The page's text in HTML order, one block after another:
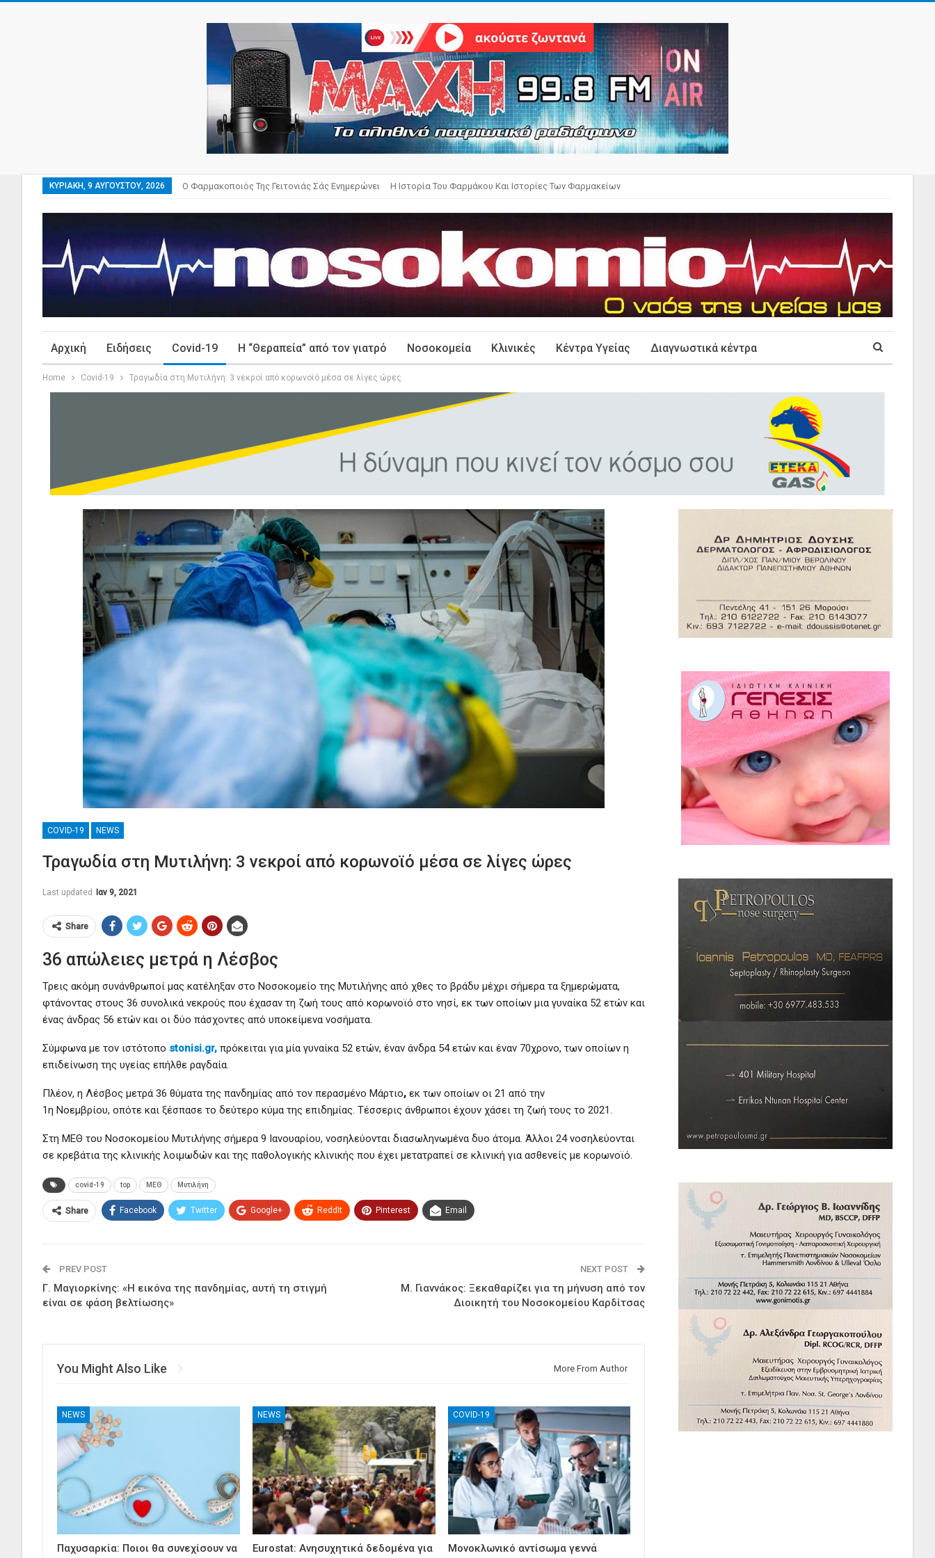
ΚΥΡΙΑΚΉ, 9 ΑΥΓΟΎΣΤΟΥ, 2026 Ο Φαρμακοποιός Της Γειτονιάς Σάς Ενημερώνει Η Ιστορία Του Φαρμάκου Και Ιστορίες Των Φαρμακείων
Αρχική Ειδήσεις Covid-19 Η “Θεραπεία” από τον γιατρό Νοσοκομεία Κλινικές Κέντρα Υγείας Διαγνωστικά κέντρα
Home Covid-19 Τραγωδία στη Μυτιλήνη: 3 νεκροί από κορωνοϊό μέσα σε λίγες ώρες
COVID-19 NEWS
Τραγωδία στη Μυτιλήνη: 3 νεκροί από κορωνοϊό μέσα σε λίγες ώρες
Last updated Ιαν 9, 2021
Share
36 απώλειες μετρά η Λέσβος
Τρεις ακόμη συνάνθρωποί μας κατέληξαν στο Νοσοκομείο της Μυτιλήνης από χθες το βράδυ μέχρι σήμερα τα ξημερώματα,
φτάνοντας στους 36 συνολικά νεκρούς που έχασαν τη ζωή τους από κορωνοϊό στο νησί, εκ των οποίων μια γυναίκα 52 ετών και
ένας άνδρας 56 ετών και οι δύο πάσχοντες από υποκείμενα νοσήματα.
Σύμφωνα με τον ιστότοπο stonisi.gr, πρόκειται για μία γυναίκα 52 ετών, έναν άνδρα 54 ετών και έναν 70χρονο, των οποίων η
επιδείνωση της υγείας επήλθε ραγδαία.
Πλέον, η Λέσβος μετρά 36 θύματα της πανδημίας από τον περασμένο Μάρτιο, εκ των οποίων οι 21 από την
1η Νοεμβρίου, οπότε και ξέσπασε το δεύτερο κύμα της επιδημίας. Τέσσερις άνθρωποι έχουν χάσει τη ζωή τους το 2021.
Στη ΜΕΘ του Νοσοκομείου Μυτιλήνης σήμερα 9 Ιανουαρίου, νοσηλεύονται διασωληνωμένα δυο άτομα. Άλλοι 24 νοσηλεύονται
σε κρεβάτια της κλινικής λοιμωδών και της παθολογικής κλινικής που έχει μετατραπεί σε κλινική για ασθενείς με κορωνοϊό.
covid-19 top ΜΕΘ Μυτιλήνη
Share Facebook Twitter Google+ ReddIt Pinterest Email
PREV POST
Γ. Μαγιορκίνης: «Η εικόνα της πανδημίας, αυτή τη στιγμή
είναι σε φάση βελτίωσης»
NEXT POST
Μ. Γιαννάκος: Ξεκαθαρίζει για τη μήνυση από τον
Διοικητή του Νοσοκομείου Καρδίτσας
You Might Also Like More From Author
NEWS
Παχυσαρκία: Ποιοι θα συνεχίσουν να
NEWS
Eurostat: Ανησυχητικά δεδομένα για
COVID-19
Μονοκλωνικό αντίσωμα γεννά